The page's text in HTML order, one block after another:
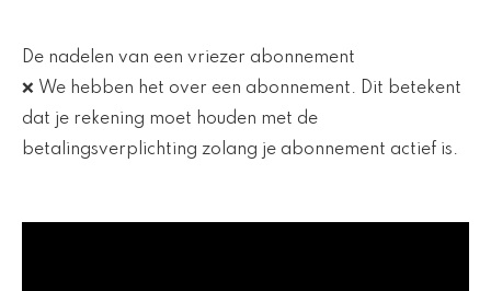
De nadelen van een vriezer abonnement
❌ We hebben het over een abonnement. Dit betekent
dat je rekening moet houden met de
betalingsverplichting zolang je abonnement actief is.